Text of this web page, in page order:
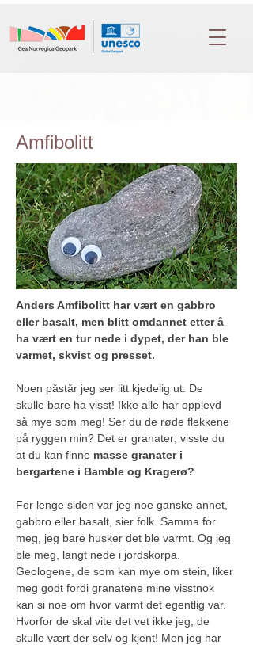
Amfibolitt
Anders Amfibolitt har vært en gabbro
eller basalt, men blitt omdannet etter å
ha vært en tur nede i dypet, der han ble
varmet, skvist og presset.
Noen påstår jeg ser litt kjedelig ut. De
skulle bare ha visst! Ikke alle har opplevd
så mye som meg! Ser du de røde flekkene
på ryggen min? Det er granater; visste du
at du kan finne masse granater i
bergartene i Bamble og Kragerø?
For lenge siden var jeg noe ganske annet,
gabbro eller basalt, sier folk. Samma for
meg, jeg bare husker det ble varmt. Og jeg
ble meg, langt nede i jordskorpa.
Geologene, de som kan mye om stein, liker
meg godt fordi granatene mine visstnok
kan si noe om hvor varmt det egentlig var.
Hvorfor de skal vite det vet ikke jeg, de
skulle vært der selv og kjent! Men jeg har